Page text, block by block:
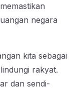
negara
kita sebagai
rakyat.
dan sendi-